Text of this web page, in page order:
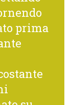
prima